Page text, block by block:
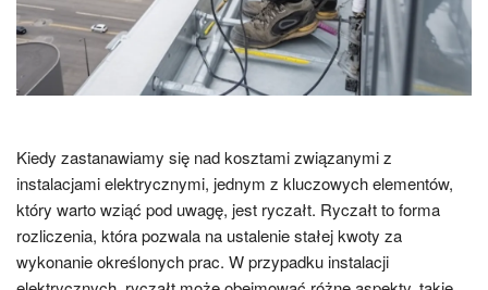
Kiedy zastanawiamy się nad kosztami związanymi z
instalacjami elektrycznymi, jednym z kluczowych elementów,
który warto wziąć pod uwagę, jest ryczałt. Ryczałt to forma
rozliczenia, która pozwala na ustalenie stałej kwoty za
wykonanie określonych prac. W przypadku instalacji